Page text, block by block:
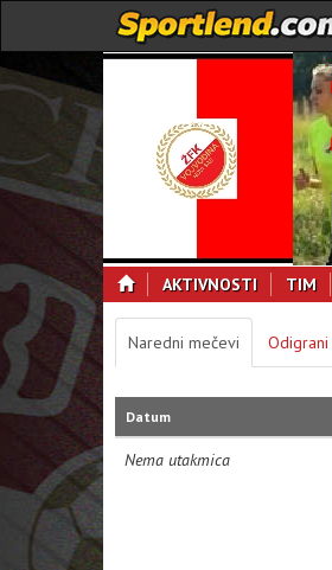
AKTIVNOSTI TIM
Naredni mečevi
Datum
Nema utakmica